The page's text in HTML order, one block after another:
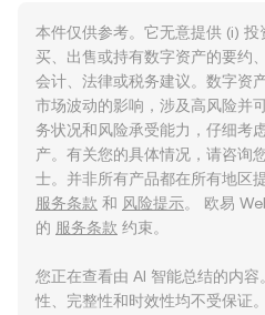
本件仅供参考。它无意提供 (i)
买、出售或持有数字资产的要约
会计、法律或税务建议。数字资
市场波动的影响，涉及高风险并
务状况和风险承受能力，仔细考
产。有关您的具体情况，请咨询
士。并非所有产品都在所有地区
服务条款 和 风险提示。 欧易
的 服务条款 约束。
您正在查看由 AI 智能总结的内
性、完整性和时效性均不受保证。